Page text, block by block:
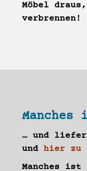
Möbel
verbrennen!
… und
und hier zu
Manches ist